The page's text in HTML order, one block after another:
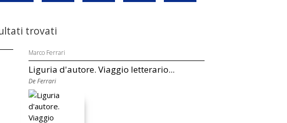
trovati
Marco Ferrari
Liguria d'autore. Viaggio letterario...
De Ferrari